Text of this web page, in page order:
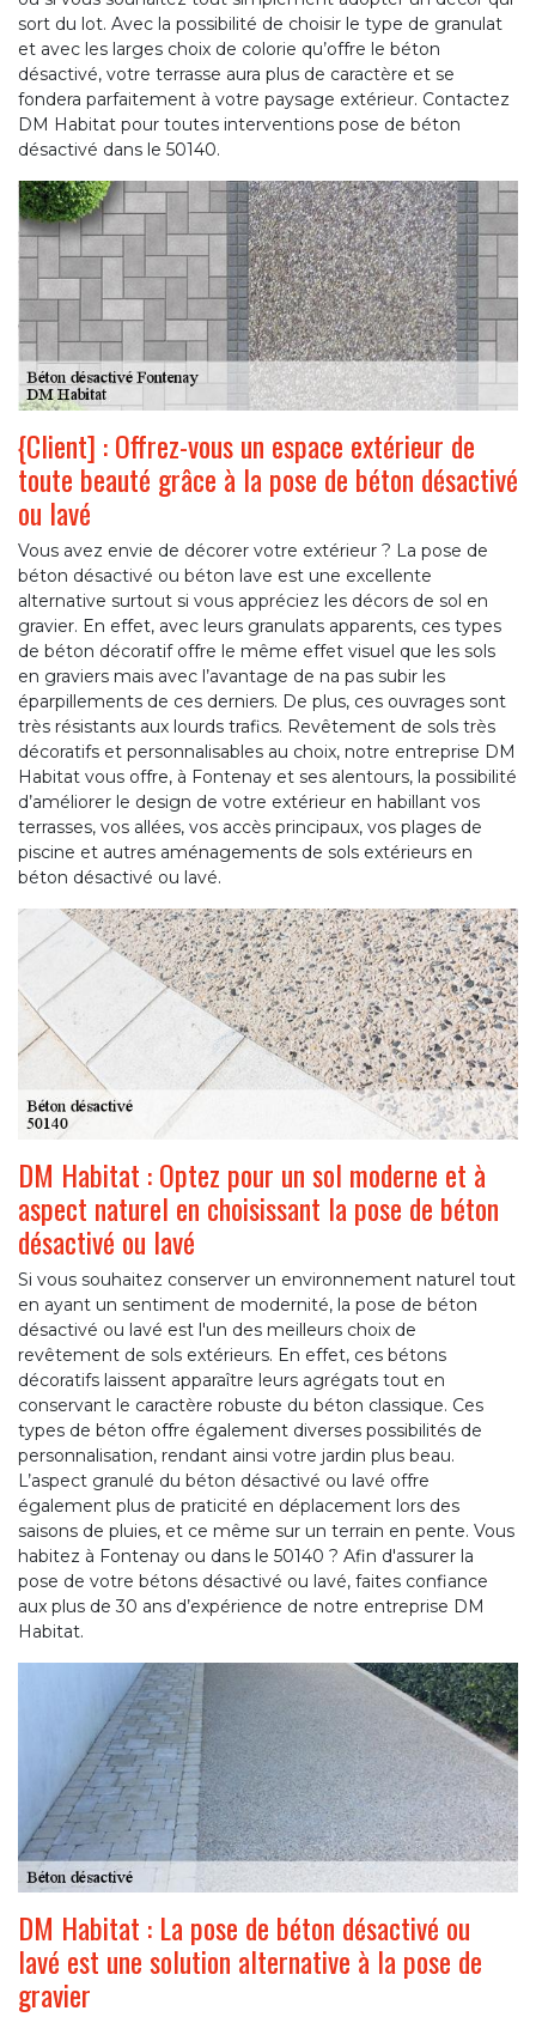
sort du lot. Avec la possibilité de choisir le type de granulat
et avec les larges choix de colorie qu’offre le béton
désactivé, votre terrasse aura plus de caractère et se
fondera parfaitement à votre paysage extérieur. Contactez
DM Habitat pour toutes interventions pose de béton
désactivé dans le 50140.
{Client] : Offrez-vous un espace extérieur de
toute beauté grâce à la pose de béton désactivé
ou lavé
Vous avez envie de décorer votre extérieur ? La pose de
béton désactivé ou béton lave est une excellente
alternative surtout si vous appréciez les décors de sol en
gravier. En effet, avec leurs granulats apparents, ces types
de béton décoratif offre le même effet visuel que les sols
en graviers mais avec l’avantage de na pas subir les
éparpillements de ces derniers. De plus, ces ouvrages sont
très résistants aux lourds trafics. Revêtement de sols très
décoratifs et personnalisables au choix, notre entreprise DM
Habitat vous offre, à Fontenay et ses alentours, la possibilité
d’améliorer le design de votre extérieur en habillant vos
terrasses, vos allées, vos accès principaux, vos plages de
piscine et autres aménagements de sols extérieurs en
béton désactivé ou lavé.
DM Habitat : Optez pour un sol moderne et à
aspect naturel en choisissant la pose de béton
désactivé ou lavé
Si vous souhaitez conserver un environnement naturel tout
en ayant un sentiment de modernité, la pose de béton
désactivé ou lavé est l'un des meilleurs choix de
revêtement de sols extérieurs. En effet, ces bétons
décoratifs laissent apparaître leurs agrégats tout en
conservant le caractère robuste du béton classique. Ces
types de béton offre également diverses possibilités de
personnalisation, rendant ainsi votre jardin plus beau.
L’aspect granulé du béton désactivé ou lavé offre
également plus de praticité en déplacement lors des
saisons de pluies, et ce même sur un terrain en pente. Vous
habitez à Fontenay ou dans le 50140 ? Afin d'assurer la
pose de votre bétons désactivé ou lavé, faites confiance
aux plus de 30 ans d’expérience de notre entreprise DM
Habitat.
DM Habitat : La pose de béton désactivé ou
lavé est une solution alternative à la pose de
gravier